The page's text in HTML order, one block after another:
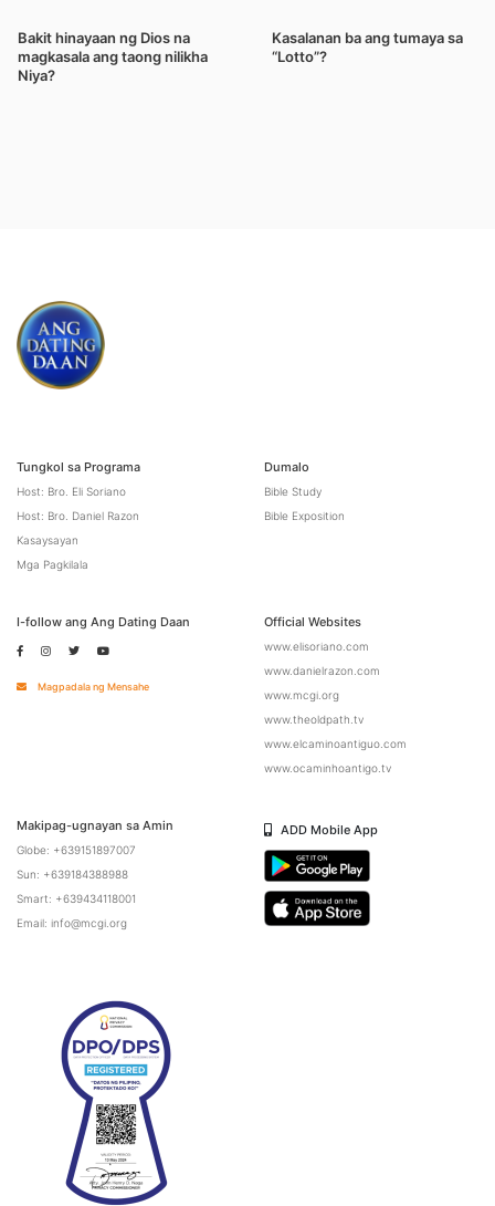
Bakit hinayaan ng Dios na
magkasala ang taong nilikha
Niya?
Kasalanan ba ang tumaya sa
“Lotto”?
Tungkol sa Programa
Host: Bro. Eli Soriano
Host: Bro. Daniel Razon
Kasaysayan
Mga Pagkilala
Dumalo
Bible Study
Bible Exposition
I-follow ang Ang Dating Daan
Magpadala ng Mensahe
Official Websites
www.elisoriano.com
www.danielrazon.com
www.mcgi.org
www.theoldpath.tv
www.elcaminoantiguo.com
www.ocaminhoantigo.tv
Makipag-ugnayan sa Amin
Globe: +639151897007
Sun: +639184388988
Smart: +639434118001
Email: info@mcgi.org
ADD Mobile App